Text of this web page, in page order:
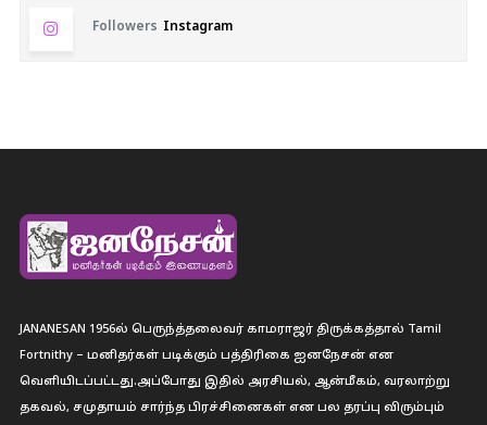
Followers Instagram
JANANESAN 1956ல் பெருந்த்தலைவர் காமராஜர் திருக்கத்தால் Tamil
Fortnithy – மனிதர்கள் படிக்கும் பத்திரிகை ஐனநேசன் என
வெளியிடப்பட்டது.அப்போது இதில் அரசியல், ஆன்மீகம், வரலாற்று
தகவல், சமுதாயம் சார்ந்த பிரச்சினைகள் என பல தரப்பு விரும்பும்